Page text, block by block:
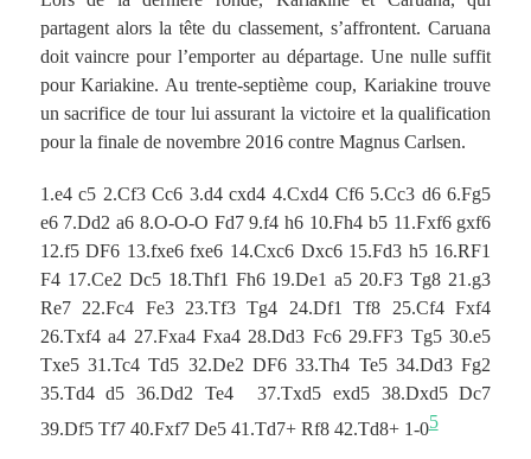
partagent alors la tête du classement, s’affrontent. Caruana
doit vaincre pour l’emporter au départage. Une nulle suffit
pour Kariakine. Au trente-septième coup, Kariakine trouve
un sacrifice de tour lui assurant la victoire et la qualification
pour la finale de novembre 2016 contre Magnus Carlsen.
1.e4 c5 2.Cf3 Cc6 3.d4 cxd4 4.Cxd4 Cf6 5.Cc3 d6 6.Fg5
e6 7.Dd2 a6 8.O-O-O Fd7 9.f4 h6 10.Fh4 b5 11.Fxf6 gxf6
12.f5 DF6 13.fxe6 fxe6 14.Cxc6 Dxc6 15.Fd3 h5 16.RF1
F4 17.Ce2 Dc5 18.Thf1 Fh6 19.De1 a5 20.F3 Tg8 21.g3
Re7 22.Fc4 Fe3 23.Tf3 Tg4 24.Df1 Tf8 25.Cf4 Fxf4
26.Txf4 a4 27.Fxa4 Fxa4 28.Dd3 Fc6 29.FF3 Tg5 30.e5
Txe5 31.Tc4 Td5 32.De2 DF6 33.Th4 Te5 34.Dd3 Fg2
35.Td4 d5 36.Dd2 Te4 37.Txd5 exd5 38.Dxd5 Dc7
39.Df5 Tf7 40.Fxf7 De5 41.Td7+ Rf8 42.Td8+ 1-05